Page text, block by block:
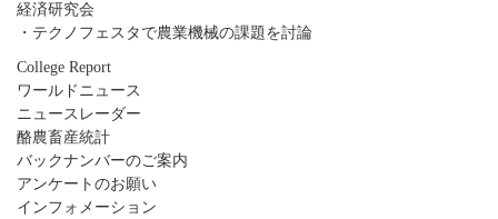
経済研究会
・テクノフェスタで農業機械の課題を討論
College Report
ワールドニュース
ニュースレーダー
酪農畜産統計
バックナンバーのご案内
アンケートのお願い
インフォメーション